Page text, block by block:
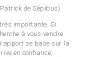
de Sépibus)
importante. Si
à vous vendre
se base sur la
en confiance,